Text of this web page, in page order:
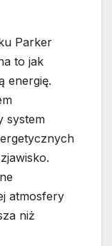
Parker
to jak
energię.
system
atmosfery
niż